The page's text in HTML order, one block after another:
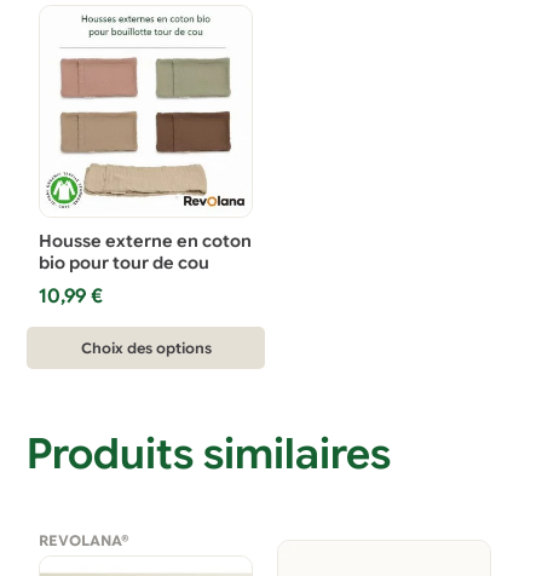
Housse externe en coton
bio pour tour de cou
10,99€
Choix des options
produit
plusieurs
variations.
options
peuvent
Produits similaires
REVOLANA®